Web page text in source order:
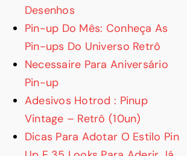
Desenhos
Pin-up Do Mês: Conheça As
Pin-ups Do Universo Retrô
Necessaire Para Aniversário
Pin-up
Adesivos Hotrod : Pinup
Vintage – Retrô (10un)
Dicas Para Adotar O Estilo Pin